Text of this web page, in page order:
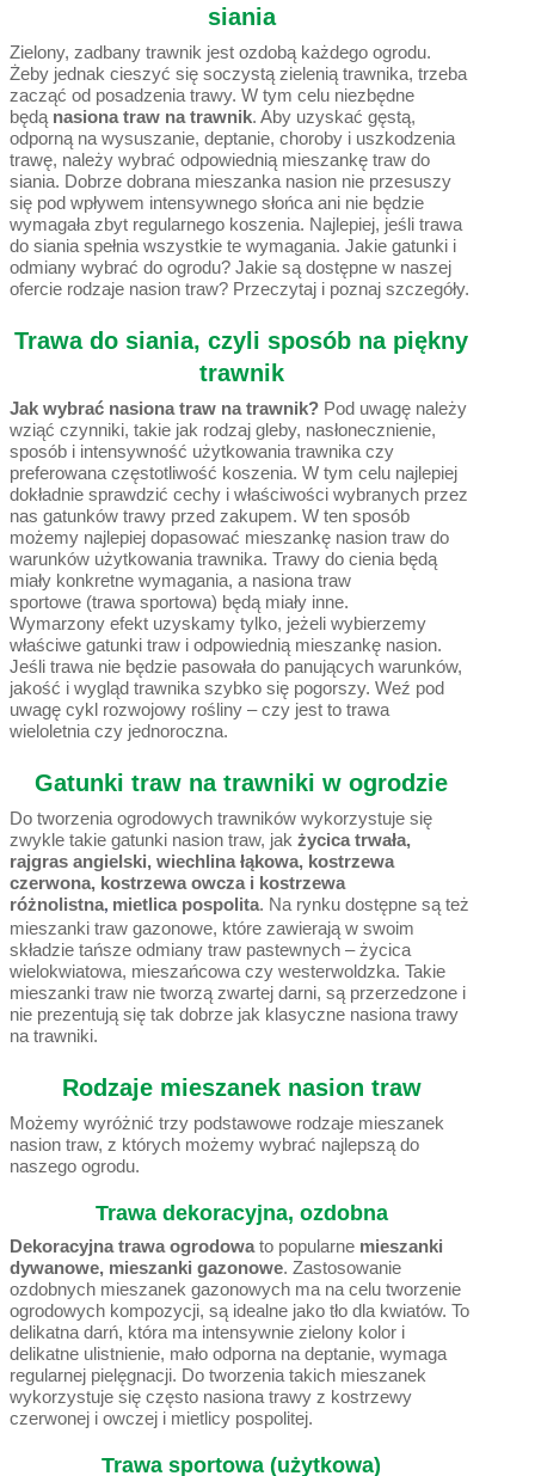
siania
Zielony, zadbany trawnik jest ozdobą każdego ogrodu.
Żeby jednak cieszyć się soczystą zielenią trawnika, trzeba
zacząć od posadzenia trawy. W tym celu niezbędne
będą nasiona traw na trawnik. Aby uzyskać gęstą,
odporną na wysuszanie, deptanie, choroby i uszkodzenia
trawę, należy wybrać odpowiednią mieszankę traw do
siania. Dobrze dobrana mieszanka nasion nie przesuszy
się pod wpływem intensywnego słońca ani nie będzie
wymagała zbyt regularnego koszenia. Najlepiej, jeśli trawa
do siania spełnia wszystkie te wymagania. Jakie gatunki i
odmiany wybrać do ogrodu? Jakie są dostępne w naszej
ofercie rodzaje nasion traw? Przeczytaj i poznaj szczegóły.
Trawa do siania, czyli sposób na piękny
trawnik
Jak wybrać nasiona traw na trawnik? Pod uwagę należy
wziąć czynniki, takie jak rodzaj gleby, nasłonecznienie,
sposób i intensywność użytkowania trawnika czy
preferowana częstotliwość koszenia. W tym celu najlepiej
dokładnie sprawdzić cechy i właściwości wybranych przez
nas gatunków trawy przed zakupem. W ten sposób
możemy najlepiej dopasować mieszankę nasion traw do
warunków użytkowania trawnika. Trawy do cienia będą
miały konkretne wymagania, a nasiona traw
sportowe (trawa sportowa) będą miały inne.
Wymarzony efekt uzyskamy tylko, jeżeli wybierzemy
właściwe gatunki traw i odpowiednią mieszankę nasion.
Jeśli trawa nie będzie pasowała do panujących warunków,
jakość i wygląd trawnika szybko się pogorszy. Weź pod
uwagę cykl rozwojowy rośliny – czy jest to trawa
wieloletnia czy jednoroczna.
Gatunki traw na trawniki w ogrodzie
Do tworzenia ogrodowych trawników wykorzystuje się
zwykle takie gatunki nasion traw, jak życica trwała,
rajgras angielski, wiechlina łąkowa, kostrzewa
czerwona, kostrzewa owcza i kostrzewa
różnolistna, mietlica pospolita. Na rynku dostępne są też
mieszanki traw gazonowe, które zawierają w swoim
składzie tańsze odmiany traw pastewnych – życica
wielokwiatowa, mieszańcowa czy westerwoldzka. Takie
mieszanki traw nie tworzą zwartej darni, są przerzedzone i
nie prezentują się tak dobrze jak klasyczne nasiona trawy
na trawniki.
Rodzaje mieszanek nasion traw
Możemy wyróżnić trzy podstawowe rodzaje mieszanek
nasion traw, z których możemy wybrać najlepszą do
naszego ogrodu.
Trawa dekoracyjna, ozdobna
Dekoracyjna trawa ogrodowa to popularne mieszanki
dywanowe, mieszanki gazonowe. Zastosowanie
ozdobnych mieszanek gazonowych ma na celu tworzenie
ogrodowych kompozycji, są idealne jako tło dla kwiatów. To
delikatna darń, która ma intensywnie zielony kolor i
delikatne ulistnienie, mało odporna na deptanie, wymaga
regularnej pielęgnacji. Do tworzenia takich mieszanek
wykorzystuje się często nasiona trawy z kostrzewy
czerwonej i owczej i mietlicy pospolitej.
Trawa sportowa (użytkowa)